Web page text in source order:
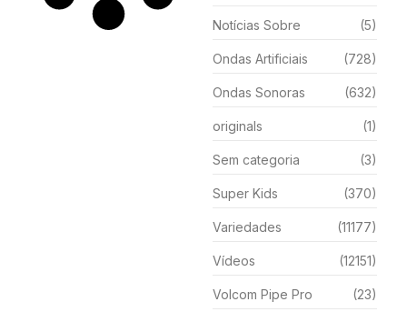
Notícias Sobre (5)
Ondas Artificiais (728)
Ondas Sonoras (632)
originals (1)
Sem categoria (3)
Super Kids (370)
Variedades (11177)
Vídeos (12151)
Volcom Pipe Pro (23)